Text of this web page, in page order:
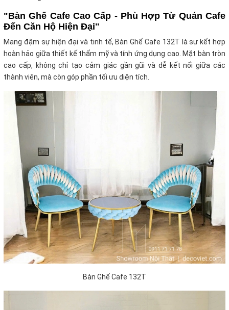
"Bàn Ghế Cafe Cao Cấp - Phù Hợp Từ Quán Cafe
Đến Căn Hộ Hiện Đại"
Mang đậm sự hiện đại và tinh tế, Bàn Ghế Cafe 132T là sự kết hợp
hoàn hảo giữa thiết kế thẩm mỹ và tính ứng dụng cao. Mặt bàn tròn
cao cấp, không chỉ tạo cảm giác gần gũi và dễ kết nối giữa các
thành viên, mà còn góp phần tối ưu diện tích.
Bàn Ghế Cafe 132T